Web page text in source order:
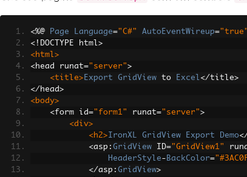
<%@ Page Language="C#" AutoEventWireup="true"
<! DOCTYPE html>
<html>
<head runat="server">
<title> Export GridView to Excel</title>
</ head>
<body>
<form id="form1" runat="server">
<div>
<h2>IronXL GridView Export Demo
<asp : GridView ID="GridView1"
HeaderStyle- BackColor=
</asp : GridView>